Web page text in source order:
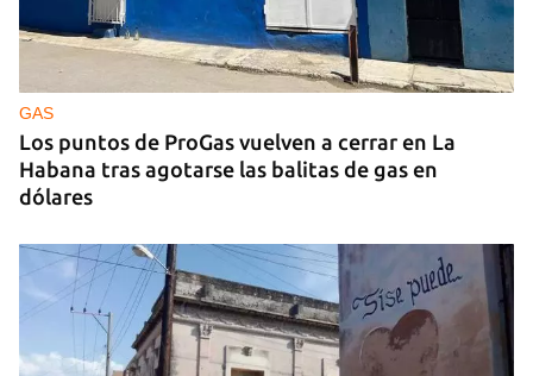
IA
China lanza una organización internacional de
gobernanza de la IA con 29 países, entre ellos
Cuba
GAS
Los puntos de ProGas vuelven a cerrar en La
Habana tras agotarse las balitas de gas en
dólares